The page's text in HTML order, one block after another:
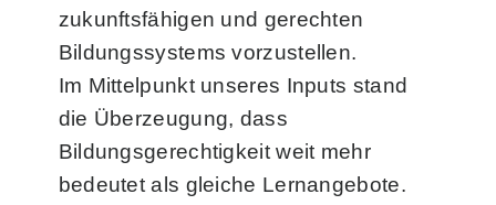
zukunftsfähigen und gerechten
Bildungssystems vorzustellen.
Im Mittelpunkt unseres Inputs stand
die Überzeugung, dass
Bildungsgerechtigkeit weit mehr
bedeutet als gleiche Lernangebote.